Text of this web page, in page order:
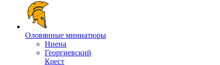
Оловянные миниатюры
Ниена
Георгиевский
Крест